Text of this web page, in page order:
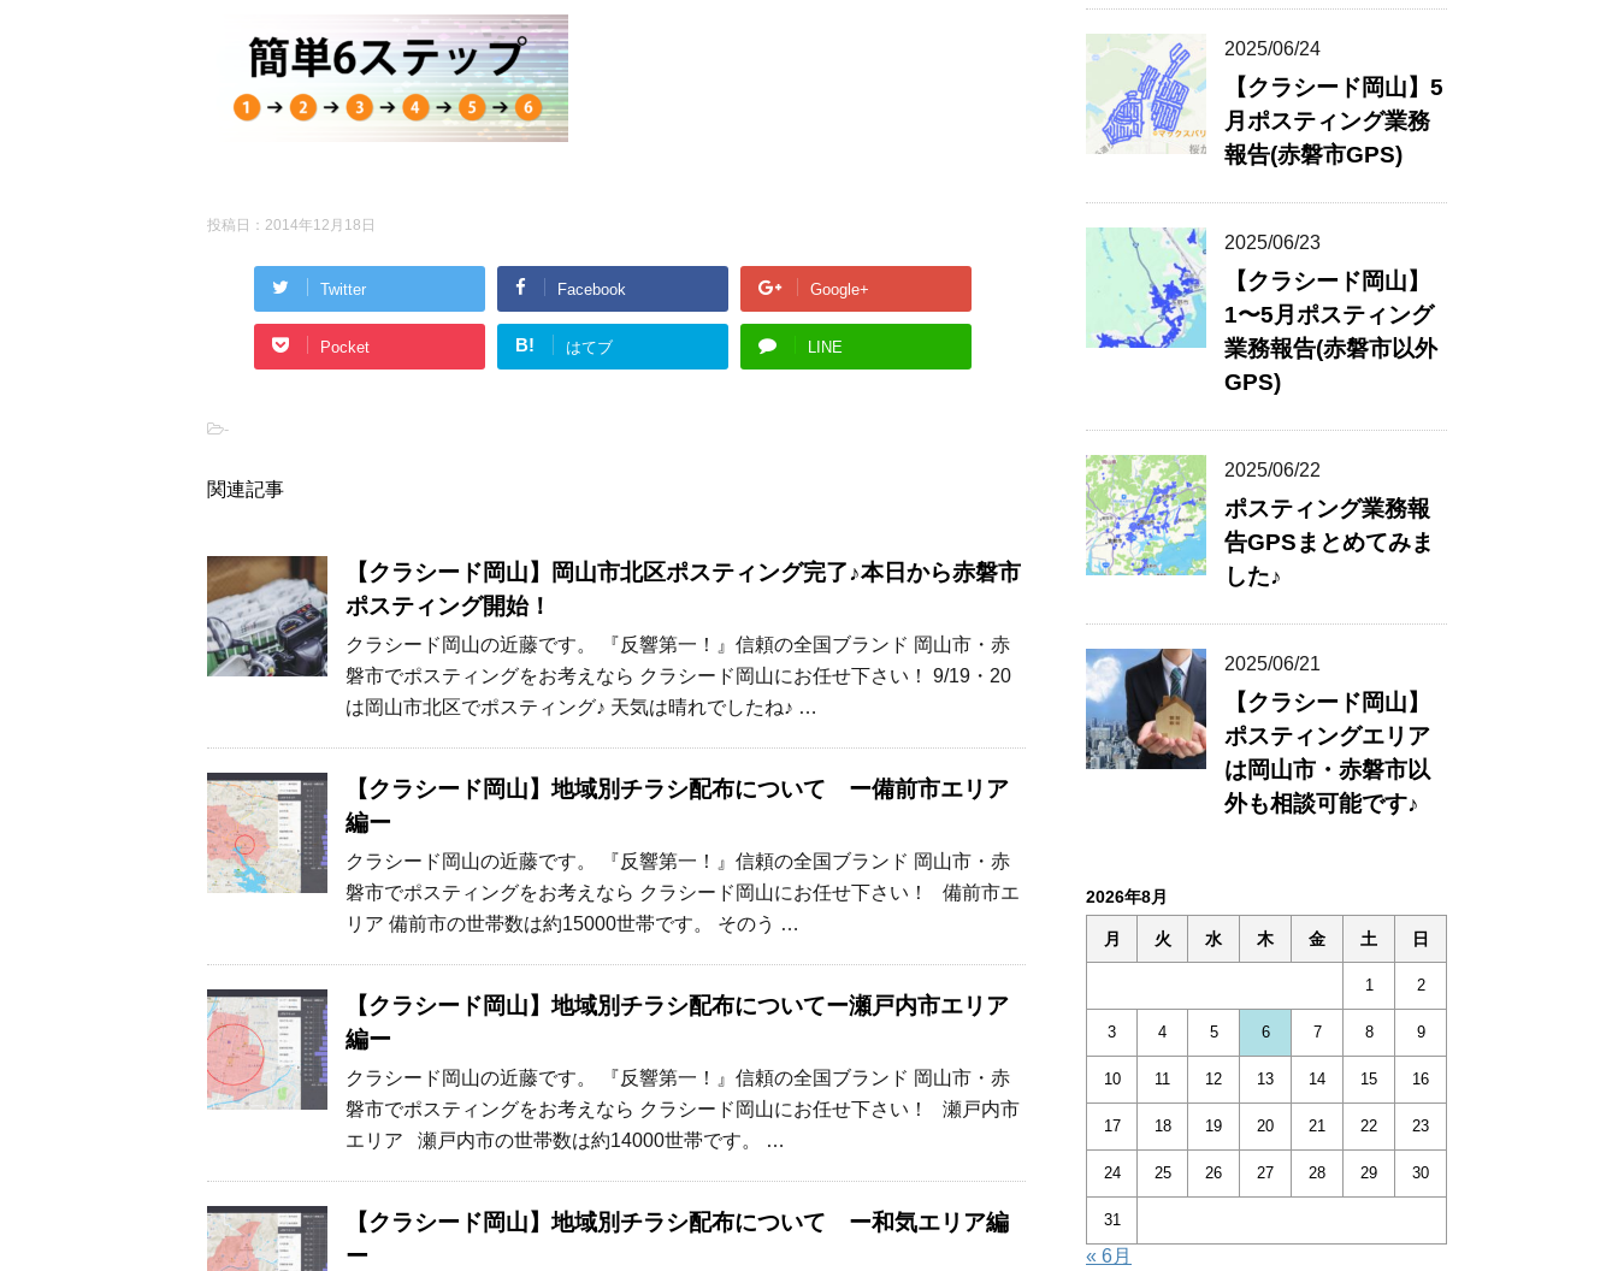
投稿日： 2014年12月18日
Twitter Facebook Google+
Pocket B! はてブ LINE
-
関連記事
【クラシード岡山】岡山市北区ポスティング完了♪本日から赤磐市
ポスティング開始！
クラシード岡山の近藤です。 『反響第一！』信頼の全国ブランド 岡山市・赤
磐市でポスティングをお考えなら クラシード岡山にお任せ下さい！ 9/19・20
は岡山市北区でポスティング♪ 天気は晴れでしたね♪ …
【クラシード岡山】地域別チラシ配布について ー備前市エリア
編ー
クラシード岡山の近藤です。 『反響第一！』信頼の全国ブランド 岡山市・赤
磐市でポスティングをお考えなら クラシード岡山にお任せ下さい！ 備前市エ
リア 備前市の世帯数は約15000世帯です。 そのう …
【クラシード岡山】地域別チラシ配布についてー瀬戸内市エリア
編ー
クラシード岡山の近藤です。 『反響第一！』信頼の全国ブランド 岡山市・赤
磐市でポスティングをお考えなら クラシード岡山にお任せ下さい！ 瀬戸内市
エリア 瀬戸内市の世帯数は約14000世帯です。 …
【クラシード岡山】地域別チラシ配布について ー和気エリア編
ー
2025/06/24
【クラシード岡山】5
月ポスティング業務
報告(赤磐市GPS)
2025/06/23
【クラシード岡山】
1〜5月ポスティング
業務報告(赤磐市以外
GPS)
2025/06/22
ポスティング業務報
告GPSまとめてみま
した♪
2025/06/21
【クラシード岡山】
ポスティングエリア
は岡山市・赤磐市以
外も相談可能です♪
2026年8月
月 火 水 木 金 土 日
1 2
3 4 5 6 7 8 9
10 11 12 13 14 15 16
17 18 19 20 21 22 23
24 25 26 27 28 29 30
31
« 6月